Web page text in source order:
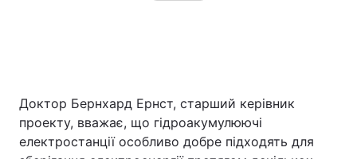
Доктор Бернхард Ернст, старший керівник
проекту, вважає, що гідроакумулюючі
електростанції особливо добре підходять для